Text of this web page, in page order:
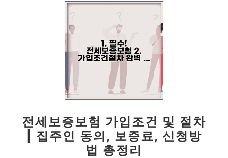
전세보증보험 가입조건 및 절차
| 집주인 동의, 보증료, 신청방
법 총정리